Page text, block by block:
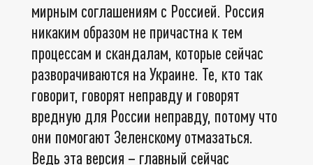
мирным соглашениям с Россией. Россия
никаким образом не причастна к тем
процессам и скандалам, которые сейчас
разворачиваются на Украине. Те, кто так
говорит, говорят неправду и говорят
вредную для России неправду, потому что
они помогают Зеленскому отмазаться.
Ведь эта версия – главный сейчас